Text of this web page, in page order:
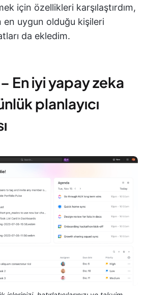
için özellikleri karşılaştırdım,
en uygun olduğu kişileri
da ekledim.
En iyi yapay zeka
planlayıcı